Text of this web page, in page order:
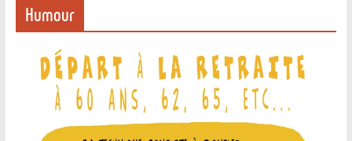
Humour